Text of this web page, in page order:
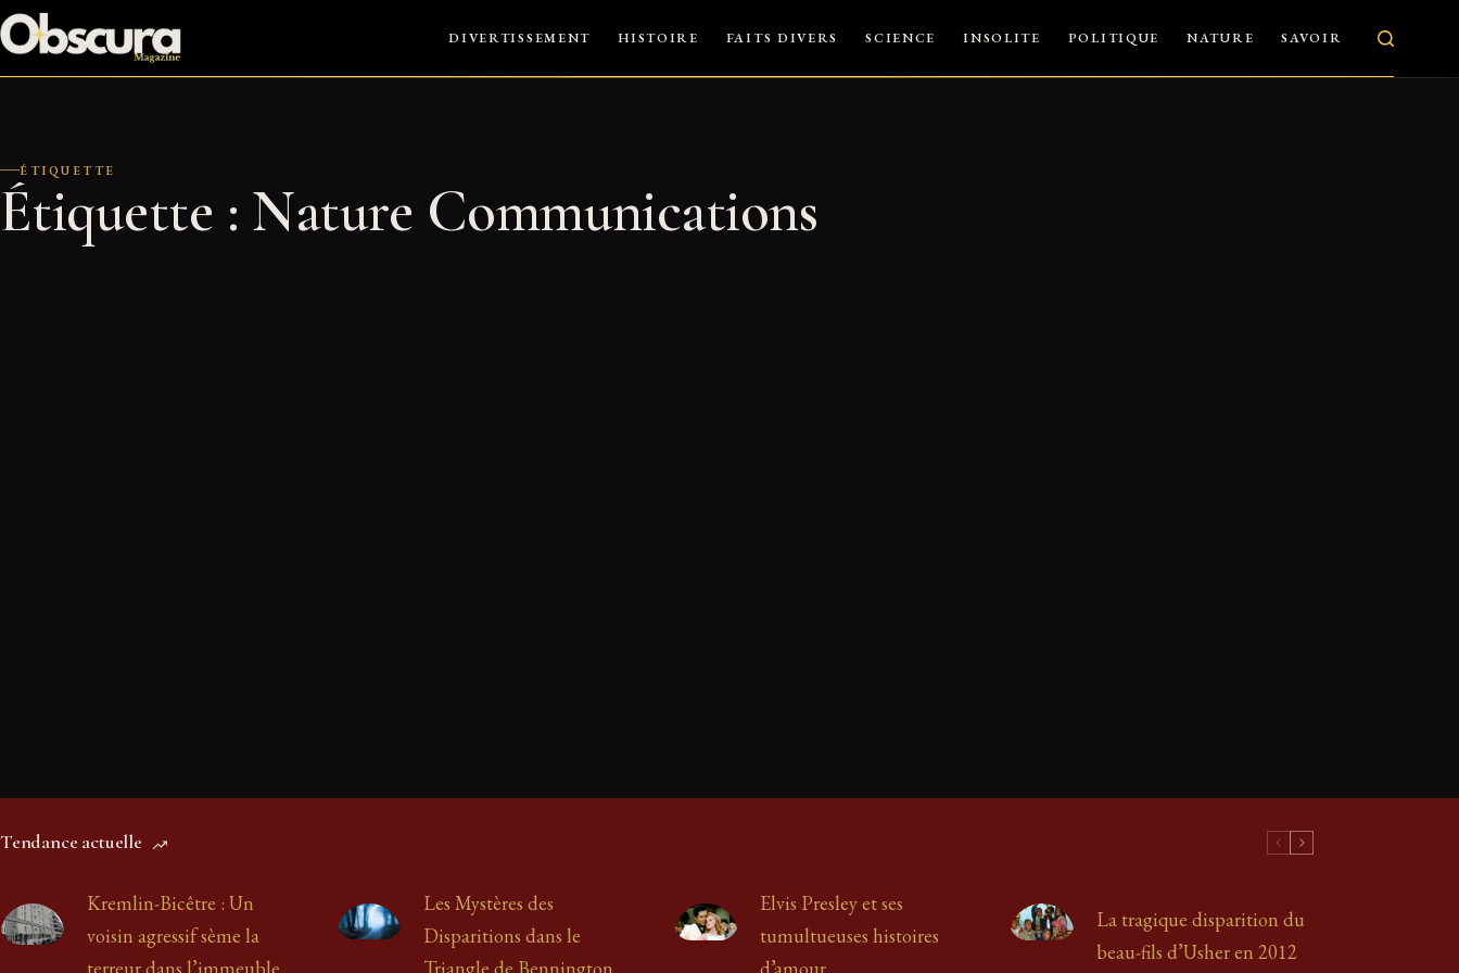
Passer
au
contenu
DIVERTISSEMENT HISTOIRE FAITS DIVERS SCIENCE INSOLITE POLITIQUE NATURE SAVOIR
ÉTIQUETTE
Étiquette : Nature Communications
Tendance actuelle
Kremlin-Bicêtre : Un
voisin agressif sème la
terreur dans l’immeuble
Les Mystères des
Disparitions dans le
Triangle de Bennington
Elvis Presley et ses
tumultueuses histoires
d’amour
La tragique disparition du
beau-fils d’Usher en 2012